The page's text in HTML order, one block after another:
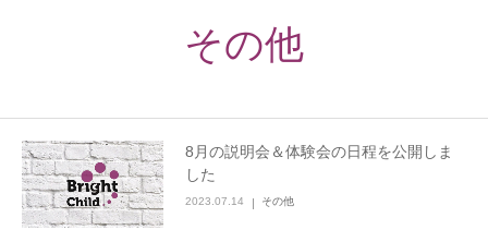
その他
8月の説明会＆体験会の日程を公開しま
した
2023.07.14 その他